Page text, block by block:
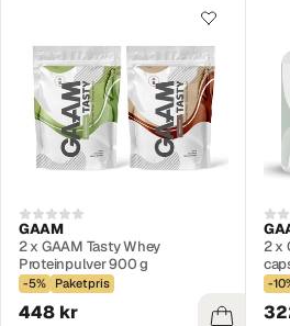
GAAM
2 x GAAM Tasty Whey
Proteinpulver 900 g
-5% Paketpris
448 kr
2 x
-